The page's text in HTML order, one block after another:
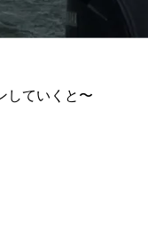
していくと〜